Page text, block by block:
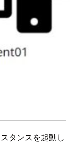
タンスを起動し